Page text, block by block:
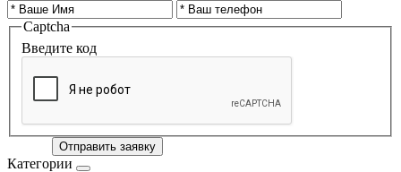
Captcha
Введите код
Отправить заявку
Категории